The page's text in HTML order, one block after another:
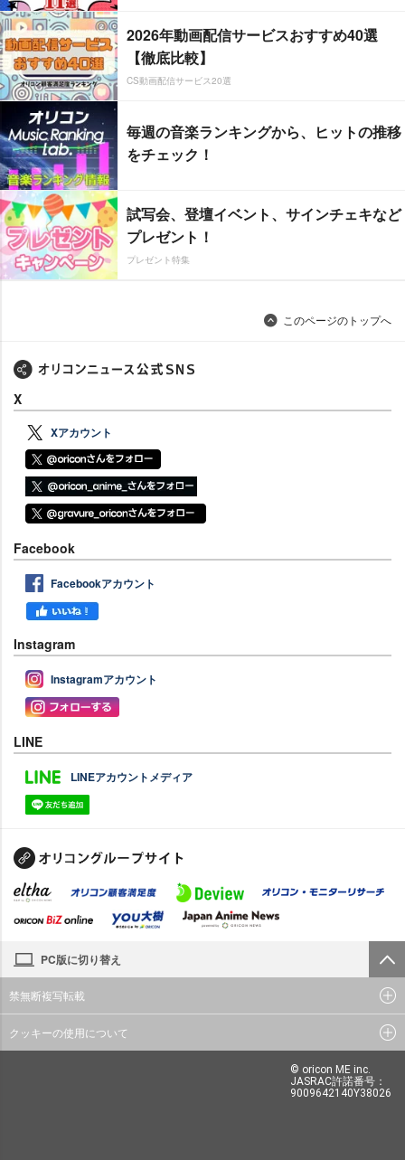
2026年動画配信サービスおすすめ40選
【徹底比較】
CS動画配信サービス20選
毎週の音楽ランキングから、ヒットの推移
をチェック！
試写会、登壇イベント、サインチェキなど
プレゼント！
プレゼント特集
このページのトップへ
X
Xアカウント
Facebook
Facebookアカウント
Instagram
Instagramアカウント
LINE
LINEアカウントメディア
PC版に切り替え
禁無断複写転載
クッキーの使用について
© oricon ME inc.
JASRAC許諾番号：
9009642140Y38026